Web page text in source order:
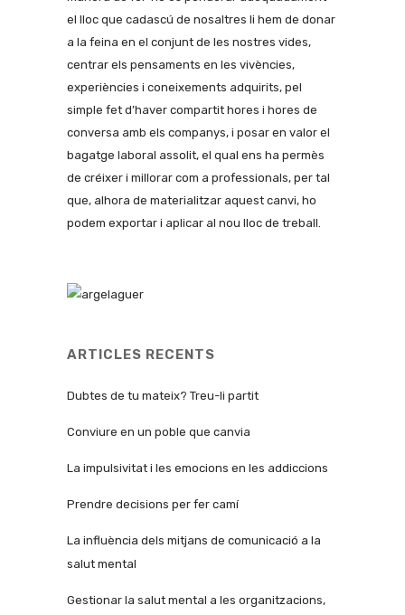
el lloc que cadascú de nosaltres li hem de donar
a la feina en el conjunt de les nostres vides,
centrar els pensaments en les vivències,
experiències i coneixements adquirits, pel
simple fet d’haver compartit hores i hores de
conversa amb els companys, i posar en valor el
bagatge laboral assolit, el qual ens ha permès
de créixer i millorar com a professionals, per tal
que, alhora de materialitzar aquest canvi, ho
podem exportar i aplicar al nou lloc de treball.
ARTICLES RECENTS
Dubtes de tu mateix? Treu-li partit
Conviure en un poble que canvia
La impulsivitat i les emocions en les addiccions
Prendre decisions per fer camí
La influència dels mitjans de comunicació a la
salut mental
Gestionar la salut mental a les organitzacions,